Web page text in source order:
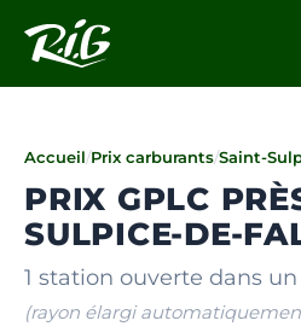
Accueil/Prix carburants/Saint-
PRIX GPLC
SULPICE-DE-
1 station ouverte dans
(rayon élargi